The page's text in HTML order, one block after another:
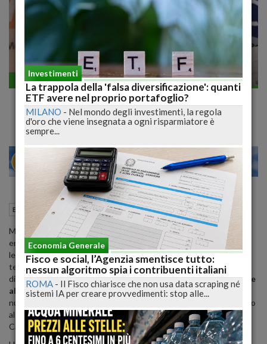
Economia generale
Fisco, cambia calendario per le dichiarazioni
MILANO 24 28
Economia generale Roma (RM) 22 Maggio 2019 10:28
Modifiche in vista per ilcalendario fiscale del 2019 . Gli
emendamenti al decreto crescita, non appena sarà convertito in
legge, cambieranno alcuni termini previsti. Il termine per l'invio
telematico del modello Redditi di società e persone fisiche e della
dichiarazione Irap può slittare già da quest'annodal 30 settembre
al 30 novembre(in realtà quest’anno al 2 dicembre in quanto la
nuova scadenza cadrebbe di sabato). E' l'effetto dell'emendamento
al dl crescita che riprende una delle norme già approvate alla
Camera nella proposta di legge sulle semplificazioni.
Investimenti
La trappola della 'falsa diversificazione': quanti
ETF avere nel proprio portafoglio?
MILANO - Nel mondo degli investimenti, la regola
d'oro che viene insegnata a ogni risparmiatore è
sempre...
Economia Generale
Fisco e social, l’Agenzia smentisce tutto:
nessun algoritmo spia i contribuenti italiani
ROMA - Il Fisco chiarisce che non usa data scraping né
sistemi IA per creare provvedimenti: stop alle...